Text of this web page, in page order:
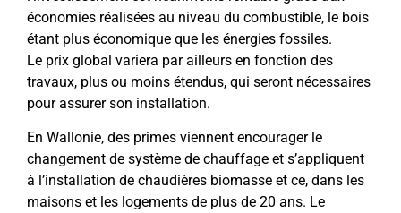
économies réalisées au niveau du combustible, le bois
étant plus économique que les énergies fossiles.
Le prix global variera par ailleurs en fonction des
travaux, plus ou moins étendus, qui seront nécessaires
pour assurer son installation.
En Wallonie, des primes viennent encourager le
changement de système de chauffage et s’appliquent
à l’installation de chaudières biomasse et ce, dans les
maisons et les logements de plus de 20 ans. Le